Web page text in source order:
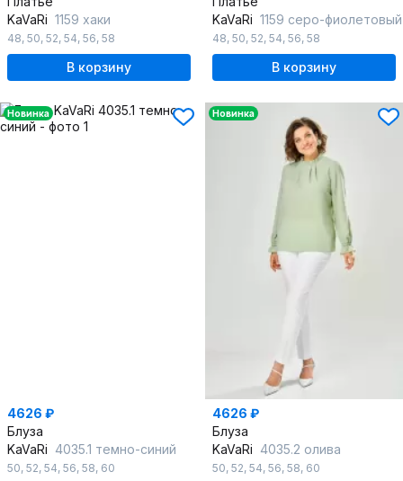
KaVaRi 1159 хаки
48, 50, 52, 54, 56, 58
В корзину
KaVaRi 1159 серо-фиолетовый
48, 50, 52, 54, 56, 58
В корзину
Новинка
4626 ₽
Блуза
KaVaRi 4035.1 темно-синий
50, 52, 54, 56, 58, 60
Новинка
4626 ₽
Блуза
KaVaRi 4035.2 олива
50, 52, 54, 56, 58, 60